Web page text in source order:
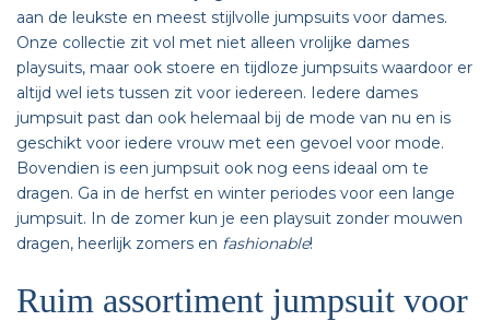
aan de leukste en meest stijlvolle jumpsuits voor dames.
Onze collectie zit vol met niet alleen vrolijke dames
playsuits, maar ook stoere en tijdloze jumpsuits waardoor er
altijd wel iets tussen zit voor iedereen. Iedere dames
jumpsuit past dan ook helemaal bij de mode van nu en is
geschikt voor iedere vrouw met een gevoel voor mode.
Bovendien is een jumpsuit ook nog eens ideaal om te
dragen. Ga in de herfst en winter periodes voor een lange
jumpsuit. In de zomer kun je een playsuit zonder mouwen
dragen, heerlijk zomers en fashionable!
Ruim assortiment jumpsuit voor